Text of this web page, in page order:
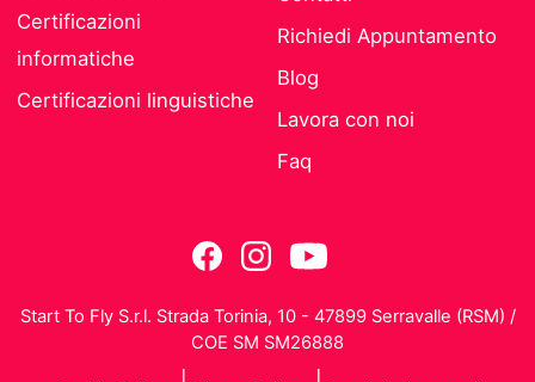
Certificazioni
informatiche
Certificazioni linguistiche
Richiedi Appuntamento
Blog
Lavora con noi
Faq
Start To Fly S.r.l. Strada Torinia, 10 - 47899 Serravalle (RSM) /
COE SM SM26888